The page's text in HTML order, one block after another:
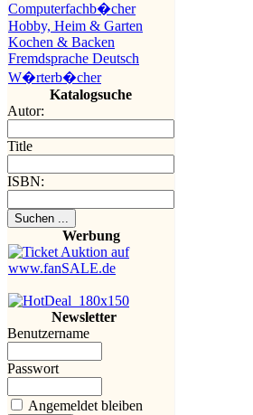
Computerfachb�cher
Hobby, Heim & Garten
Kochen & Backen
Fremdsprache Deutsch
W�rterb�cher
Katalogsuche
Autor:
Title
ISBN:
Werbung
Newsletter
Benutzername
Passwort
Angemeldet bleiben